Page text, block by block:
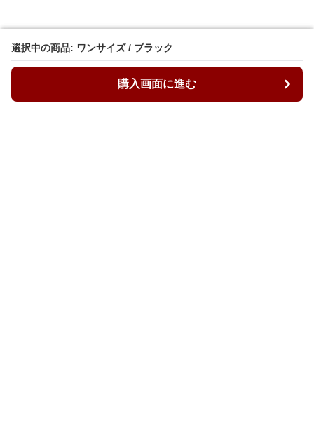
選択中の商品: ワンサイズ / ブラック
購入画面に進む
選択中の商品: ワンサイズ / ブラック
購入画面に進む